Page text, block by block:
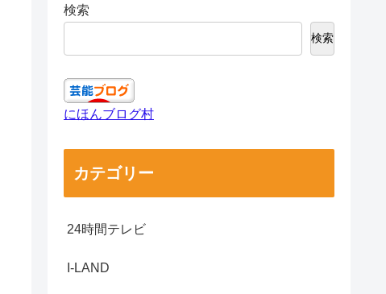
検索
検索
にほんブログ村
カテゴリー
24時間テレビ
I-LAND